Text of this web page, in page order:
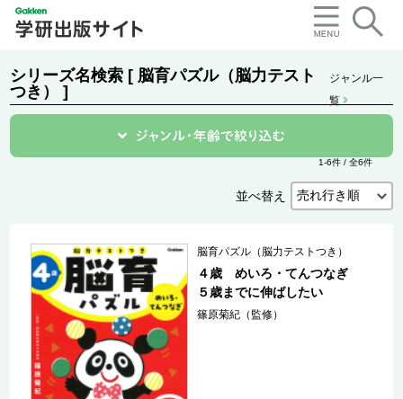
シリーズ名検索 [ 脳育パズル（脳力テスト
つき） ]
ジャンル一
覧
1-6件 / 全6件
並べ替え
脳育パズル（脳力テストつき）
４歳 めいろ・てんつなぎ
５歳までに伸ばしたい
篠原菊紀（監修）